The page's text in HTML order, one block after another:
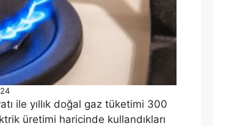
ile yıllık doğal gaz tüketimi 300
üretimi haricinde kullandıkları